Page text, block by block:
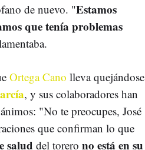
de nuevo. "Estamos
que tenía problemas
Ortega Cano lleva quejándose
, y sus colaboradores han
"No te preocupes, José
que confirman lo que
salud del torero no está en su